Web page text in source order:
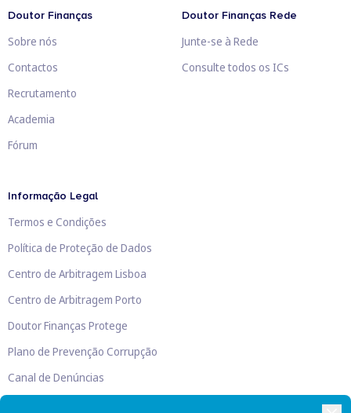
Doutor Finanças
Sobre nós
Contactos
Recrutamento
Academia
Fórum
Doutor Finanças Rede
Junte-se à Rede
Consulte todos os ICs
Informação Legal
Termos e Condições
Política de Proteção de Dados
Centro de Arbitragem Lisboa
Centro de Arbitragem Porto
Doutor Finanças Protege
Plano de Prevenção Corrupção
Canal de Denúncias